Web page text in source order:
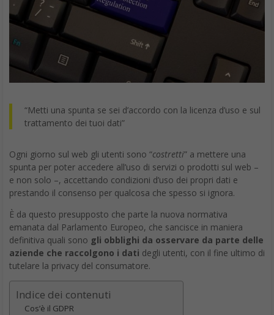
“Metti una spunta se sei d’accordo con la licenza d’uso e sul
trattamento dei tuoi dati”
Ogni giorno sul web gli utenti sono “costretti” a mettere una
spunta per poter accedere all’uso di servizi o prodotti sul web –
e non solo –, accettando condizioni d’uso dei propri dati e
prestando il consenso per qualcosa che spesso si ignora.
È da questo presupposto che parte la nuova normativa
emanata dal Parlamento Europeo, che sancisce in maniera
definitiva quali sono gli obblighi da osservare da parte delle
aziende che raccolgono i dati degli utenti, con il fine ultimo di
tutelare la privacy del consumatore.
Indice dei contenuti
Cos’è il GDPR